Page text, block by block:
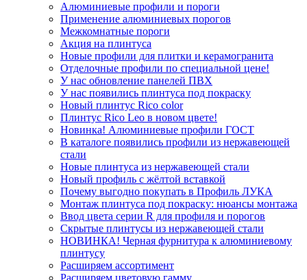
Алюминиевые профили и пороги
Применение алюминиевых порогов
Межкомнатные пороги
Акция на плинтуса
Новые профили для плитки и керамогранита
Отделочные профили по специальной цене!
У нас обновление панелей ПВХ
У нас появились плинтуса под покраску
Новый плинтус Rico color
Плинтус Rico Leo в новом цвете!
Новинка! Алюминиевые профили ГОСТ
В каталоге появились профили из нержавеющей
стали
Новые плинтуса из нержавеющей стали
Новый профиль с жёлтой вставкой
Почему выгодно покупать в Профиль ЛУКА
Монтаж плинтуса под покраску: нюансы монтажа
Ввод цвета серии R для профиля и порогов
Скрытые плинтусы из нержавеющей стали
НОВИНКА! Черная фурнитура к алюминиевому
плинтусу
Расширяем ассортимент
Расширяем цветовую гамму